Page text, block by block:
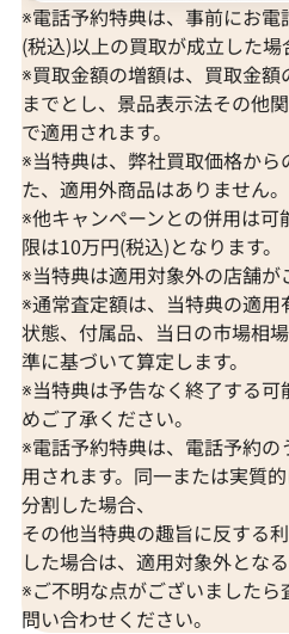
※電話予約特典は、事前にお
(税込)以上の買取が成立した場
※買取金額の増額は、買取金
までとし、景品表示法その他
で適用されます。
※当特典は、弊社買取価格から
た、適用外商品はありません。
※他キャンペーンとの併用は可
限は10万円(税込)となります。
※当特典は適用対象外の店舗が
※通常査定額は、当特典の適用
状態、付属品、当日の市場相
準に基づいて算定します。
※当特典は予告なく終了する
めご了承ください。
※電話予約特典は、電話予約
用されます。同一または実質
分割した場合、
その他当特典の趣旨に反する
した場合は、適用対象外とな
※ご不明な点がございました
問い合わせください。